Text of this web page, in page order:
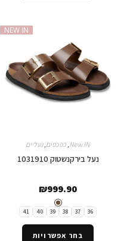
NEW IN
New IN כפכפים ,נעליים
נעל בירקנשטוק 1031910
₪999.90
36
37
38
39
40
41
בחר אפשרויות